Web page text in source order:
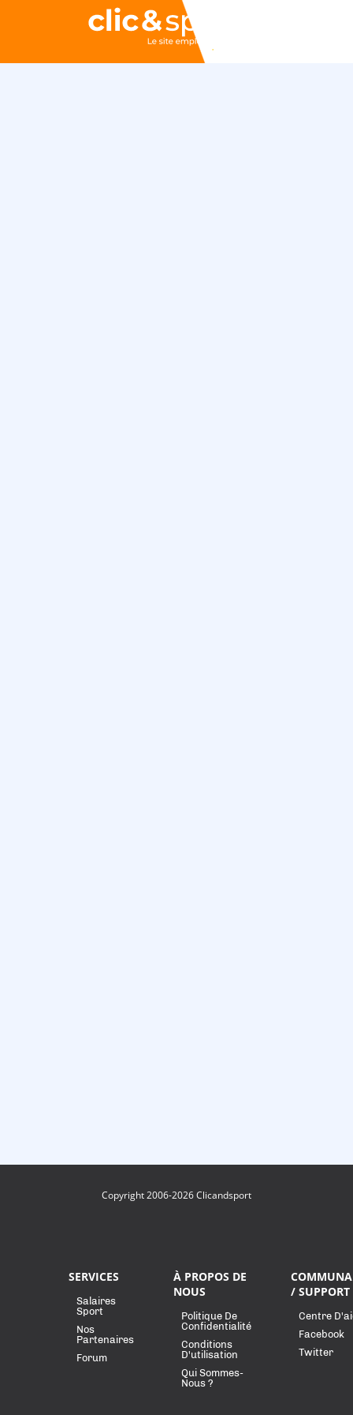
Copyright 2006-2026 Clicandsport
SERVICES
Salaires
Sport
Nos
Partenaires
Forum
À PROPOS DE
NOUS
Politique De
Confidentialité
Conditions
D'utilisation
Qui Sommes-
Nous ?
/ SUPPORT
Centre
Facebook
Twitter